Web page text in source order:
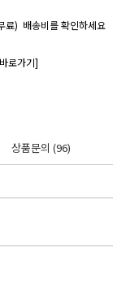
료) 배송비를 확인하세요
로가기]
상품문의(96)